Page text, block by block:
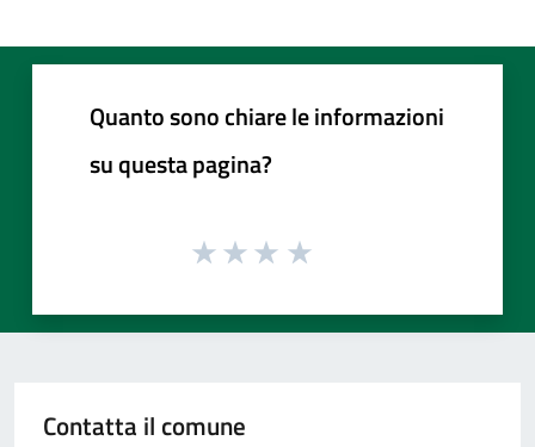
Quanto sono chiare le informazioni
su questa pagina?
Contatta il comune